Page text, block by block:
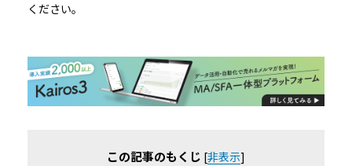
ください。
この記事のもくじ [非表示]